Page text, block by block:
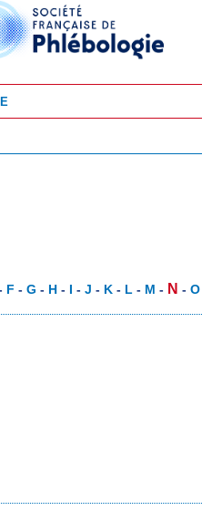
F -G - H - I -J - K - L - M - N -O